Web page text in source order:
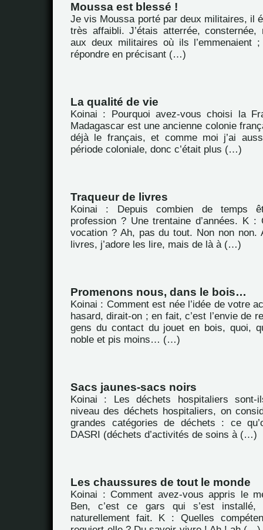
Moussa est blessé !
Je vis Moussa porté par deux militaires, il
très affaibli. J’étais atterrée, consternée,
aux deux militaires où ils l’emmenaient
répondre en précisant (…)
La qualité de vie
Koinai : Pourquoi avez-vous choisi la
Madagascar est une ancienne colonie
déjà le français, et comme moi j’ai
période coloniale, donc c’était plus (…)
Traqueur de livres
Koinai : Depuis combien de temps
profession ? Une trentaine d’années. K :
vocation ? Ah, pas du tout. Non non non.
livres, j’adore les lire, mais de là à (…)
Promenons nous, dans le bois…
Koinai : Comment est née l’idée de votre
hasard, dirait-on ; en fait, c’est l’envie de
gens du contact du jouet en bois, quoi,
noble et pis moins… (…)
Sacs jaunes-sacs noirs
Koinai : Les déchets hospitaliers
niveau des déchets hospitaliers, on
grandes catégories de déchets : ce
DASRI (déchets d’activités de soins à (…)
Les chaussures de tout le monde
Koinai : Comment avez-vous appris le
Ben, c’est ce gars qui s’est
naturellement fait. K : Quelles